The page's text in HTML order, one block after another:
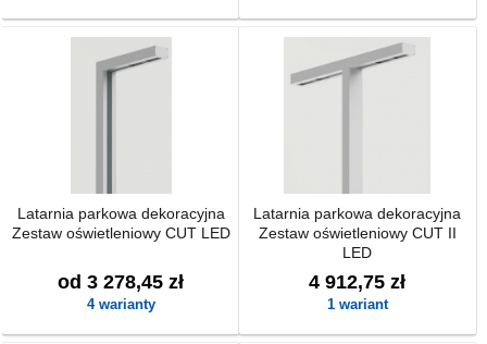
Latarnia parkowa dekoracyjna
Zestaw oświetleniowy CUT LED
od 3 278,45 zł
4 warianty
Latarnia parkowa dekoracyjna
Zestaw oświetleniowy CUT II
LED
4 912,75 zł
1 wariant